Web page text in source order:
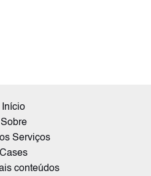
Início
Sobre
Serviços
Cases
conteúdos